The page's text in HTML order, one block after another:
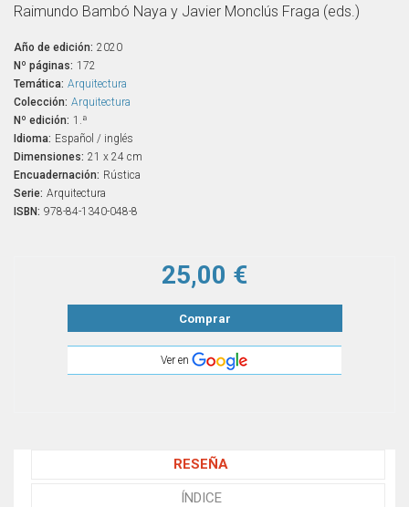
Raimundo Bambó Naya y Javier Monclús Fraga (eds.)
Año de edición: 2020
Nº páginas: 172
Temática: Arquitectura
Colección: Arquitectura
Nº edición: 1.ª
Idioma: Español / inglés
Dimensiones: 21 x 24 cm
Encuadernación: Rústica
Serie: Arquitectura
ISBN: 978-84-1340-048-8
25,00 €
Comprar
Ver en
RESEÑA
ÍNDICE